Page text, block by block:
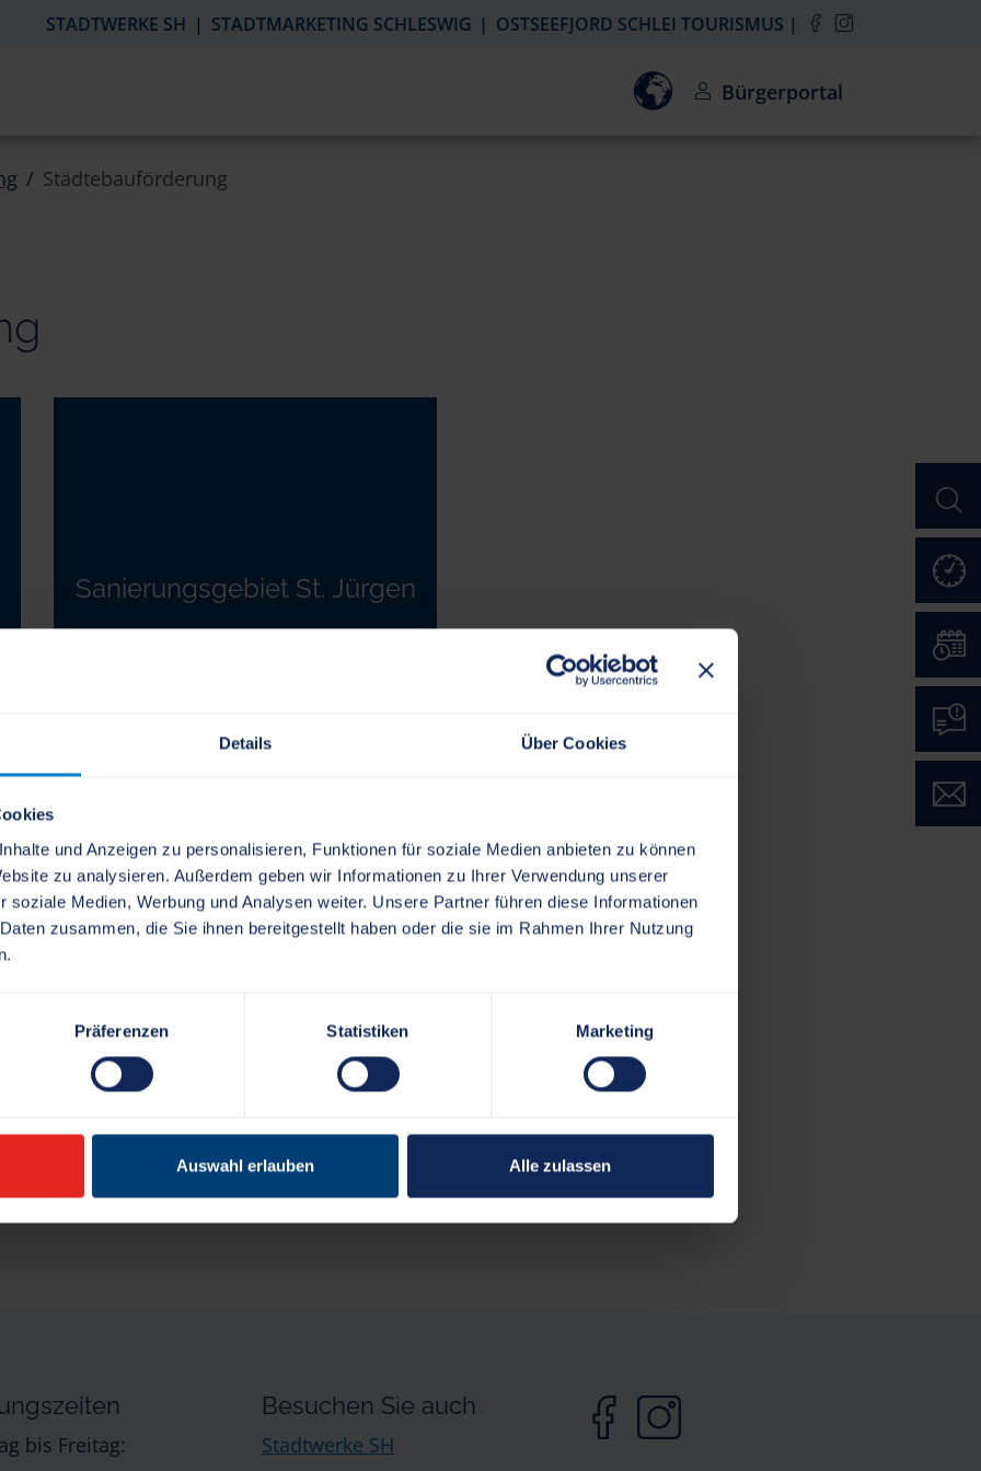
Details Über Cookies
und Anzeigen zu personalisieren, Funktionen für soziale Medien anbieten zu können
zu analysieren. Außerdem geben wir Informationen zu Ihrer Verwendung unserer
soziale Medien, Werbung und Analysen weiter. Unsere Partner führen diese Informationen
zusammen, die Sie ihnen bereitgestellt haben oder die sie im Rahmen Ihrer Nutzung
Präferenzen Statistiken Marketing
Auswahl erlauben Alle zulassen
STADTWERKE SH STADTMARKETING SCHLESWIG OSTSEEFJORD SCHLEI TOURISMUS
Einwilligung zur Aktivierung des
Bürgerportal
Städtebauförderung
Sanierungsgebiet St. Jürgen
bis Freitag:
Besuchen Sie auch
Stadtwerke SH